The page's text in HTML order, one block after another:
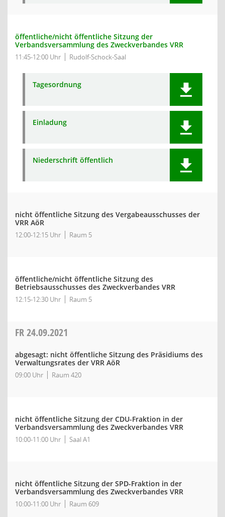
öffentliche/nicht öffentliche Sitzung der
Verbandsversammlung des Zweckverbandes VRR
11:45-12:00 Uhr Rudolf-Schock-Saal
Tagesordnung
Einladung
Niederschrift öffentlich
nicht öffentliche Sitzung des Vergabeausschusses der
VRR AöR
12:00-12:15 Uhr Raum 5
öffentliche/nicht öffentliche Sitzung des
Betriebsausschusses des Zweckverbandes VRR
12:15-12:30 Uhr Raum 5
FR24.09.2021
abgesagt: nicht öffentliche Sitzung des Präsidiums des
Verwaltungsrates der VRR AöR
09:00 Uhr Raum 420
nicht öffentliche Sitzung der CDU-Fraktion in der
Verbandsversammlung des Zweckverbandes VRR
10:00-11:00 Uhr Saal A1
nicht öffentliche Sitzung der SPD-Fraktion in der
Verbandsversammlung des Zweckverbandes VRR
10:00-11:00 Uhr Raum 609